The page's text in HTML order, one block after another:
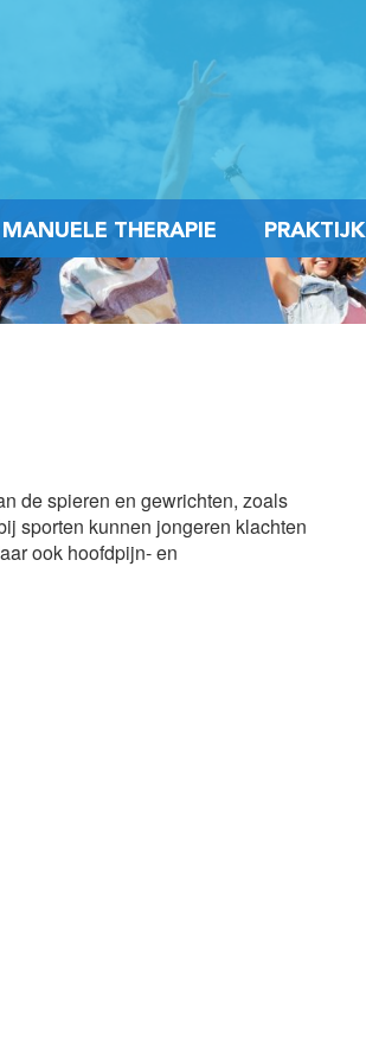
MANUELE THERAPIE PRAKTIJK
de spieren en gewrichten, zoals
sporten kunnen jongeren klachten
ook hoofdpijn- en